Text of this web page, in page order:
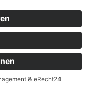
abgefragt
ausschließlich
(Art. 6 Abs. 1
die